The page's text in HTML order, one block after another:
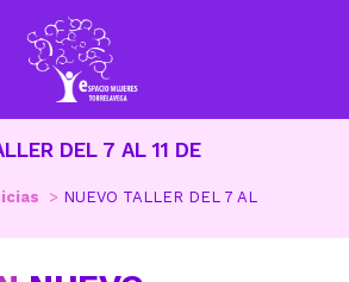
DEL 7 AL 11 DE
> NUEVO TALLER DEL 7 AL